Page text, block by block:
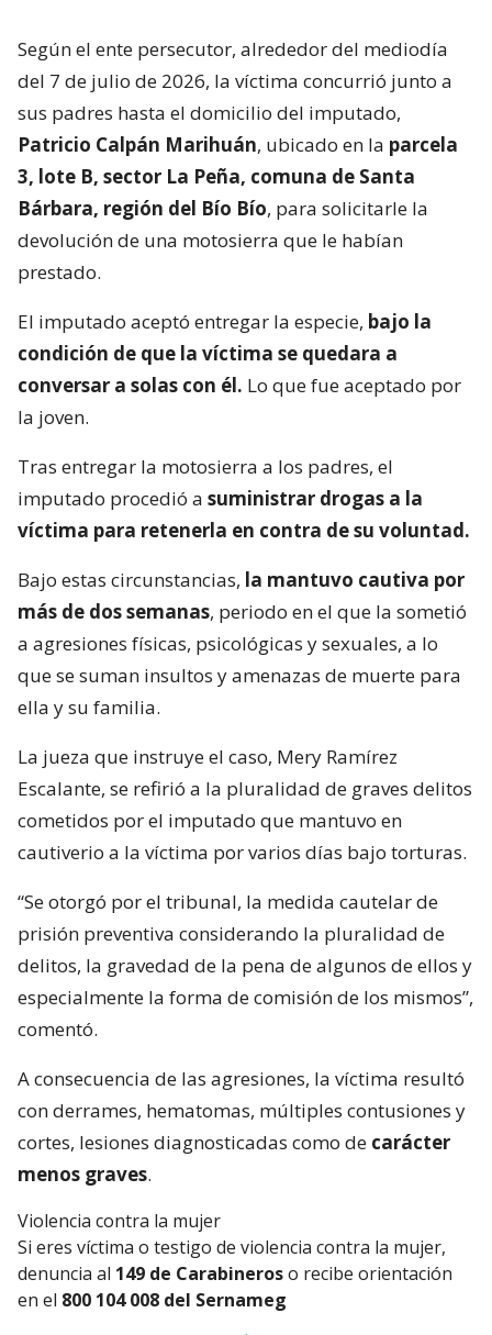
Según el ente persecutor, alrededor del mediodía
del 7 de julio de 2026, la víctima concurrió junto a
sus padres hasta el domicilio del imputado,
Patricio Calpán Marihuán, ubicado en la parcela
3, lote B, sector La Peña, comuna de Santa
Bárbara, región del Bío Bío, para solicitarle la
devolución de una motosierra que le habían
prestado.
El imputado aceptó entregar la especie, bajo la
condición de que la víctima se quedara a
conversar a solas con él. Lo que fue aceptado por
la joven.
Tras entregar la motosierra a los padres, el
imputado procedió a suministrar drogas a la
víctima para retenerla en contra de su voluntad.
Bajo estas circunstancias, la mantuvo cautiva por
más de dos semanas, periodo en el que la sometió
a agresiones físicas, psicológicas y sexuales, a lo
que se suman insultos y amenazas de muerte para
ella y su familia.
La jueza que instruye el caso, Mery Ramírez
Escalante, se refirió a la pluralidad de graves delitos
cometidos por el imputado que mantuvo en
cautiverio a la víctima por varios días bajo torturas.
“Se otorgó por el tribunal, la medida cautelar de
prisión preventiva considerando la pluralidad de
delitos, la gravedad de la pena de algunos de ellos y
especialmente la forma de comisión de los mismos”,
comentó.
A consecuencia de las agresiones, la víctima resultó
con derrames, hematomas, múltiples contusiones y
cortes, lesiones diagnosticadas como de carácter
menos graves.
Violencia contra la mujer
Si eres víctima o testigo de violencia contra la mujer,
denuncia al 149 de Carabineroso recibe orientación
en el 800 104 008 del Sernameg